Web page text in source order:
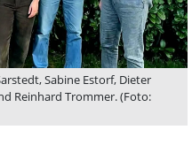
Sabine Estorf, Dieter
Reinhard Trommer. (Foto: